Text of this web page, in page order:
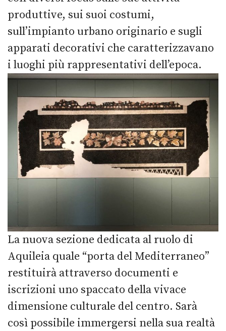
produttive, sui suoi costumi,
sull’impianto urbano originario e sugli
apparati decorativi che caratterizzavano
i luoghi più rappresentativi dell’epoca.
La nuova sezione dedicata al ruolo di
Aquileia quale “porta del Mediterraneo”
restituirà attraverso documenti e
iscrizioni uno spaccato della vivace
dimensione culturale del centro. Sarà
così possibile immergersi nella sua realtà